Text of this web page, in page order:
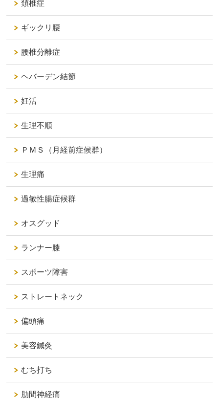
頚椎症
ギックリ腰
腰椎分離症
ヘバーデン結節
妊活
生理不順
ＰＭＳ（月経前症候群）
生理痛
過敏性腸症候群
オスグッド
ランナー膝
スポーツ障害
ストレートネック
偏頭痛
美容鍼灸
むち打ち
肋間神経痛